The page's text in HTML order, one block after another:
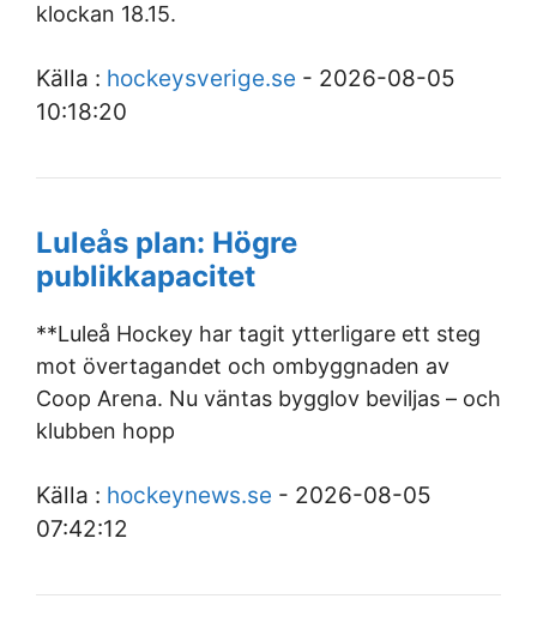
klockan 18.15.
Källa : hockeysverige.se - 2026-08-05
10:18:20
Luleås plan: Högre
publikkapacitet
**Luleå Hockey har tagit ytterligare ett steg
mot övertagandet och ombyggnaden av
Coop Arena. Nu väntas bygglov beviljas – och
klubben hopp
Källa : hockeynews.se - 2026-08-05
07:42:12